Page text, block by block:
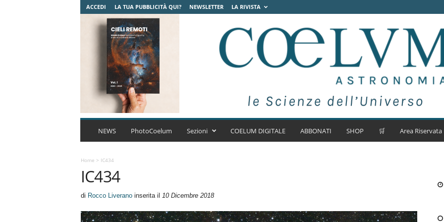
ACCEDI LA TUA PUBBLICITÀ QUI? NEWSLETTER LA RIVISTA
C
r
NEWS PhotoCoelum Sezioni COELUM DIGITALE ABBONATI SHOP 🛒 Area Riservata
Home > IC434
IC434
di Rocco Liveranoinserita il 10 Dicembre 2018